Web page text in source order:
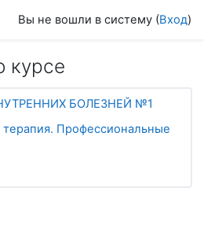
Вы не вошли в систему (Вход)
курсе
БОЛЕЗНЕЙ №1
терапия. Профессиональные